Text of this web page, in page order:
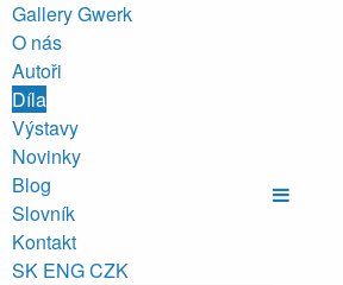
Gallery Gwerk
O nás
Autoři
Díla
Výstavy
Novinky
Blog
Slovník
Kontakt
SK ENGCZK